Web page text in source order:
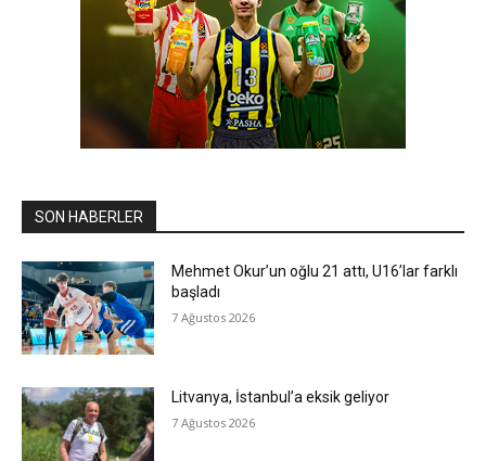
SON HABERLER
Mehmet Okur’un oğlu 21 attı, U16’lar farklı
başladı
7 Ağustos 2026
Litvanya, İstanbul’a eksik geliyor
7 Ağustos 2026